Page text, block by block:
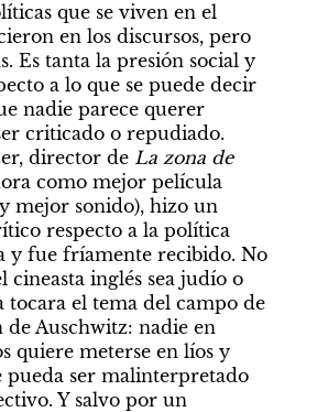
que se viven en el
en los discursos, pero
Es tanta la presión social y
a lo que se puede decir
nadie parece querer
criticado o repudiado.
director de La zona de
como mejor película
mejor sonido), hizo un
respecto a la política
y fue fríamente recibido. No
cineasta inglés sea judío o
tocara el tema del campo de
de Auschwitz: nadie en
quiere meterse en líos y
pueda ser malinterpretado
Y salvo por un